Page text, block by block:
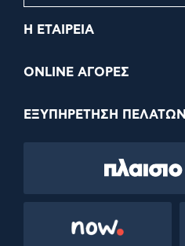
Η ΕΤΑΙΡΕΙΑ
ONLINE ΑΓΟΡΕΣ
ΕΞΥΠΗΡΕΤΗΣΗ ΠΕΛΑΤΩΝ